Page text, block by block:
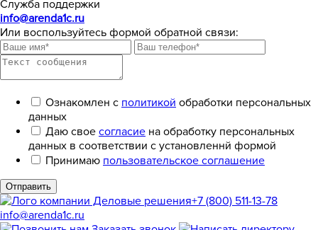
Служба поддержки
info@arenda1c.ru
Или воспользуйтесь формой обратной связи:
Ознакомлен с политикой обработки персональных
данных
Даю свое согласие на обработку персональных
данных в соответствии с установленнй формой
Принимаю пользовательское соглашение
Отправить
+7 (800) 511-13-78
info@arenda1c.ru